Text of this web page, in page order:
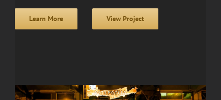
Learn More View Project